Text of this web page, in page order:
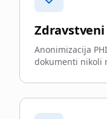
Anonimizacija
dokumenti nikoli